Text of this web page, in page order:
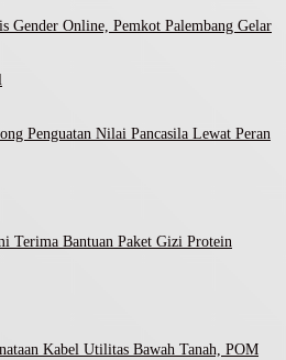
Gender Online, Pemkot Palembang Gelar
Penguatan Nilai Pancasila Lewat Peran
Terima Bantuan Paket Gizi Protein
Kabel Utilitas Bawah Tanah, POM